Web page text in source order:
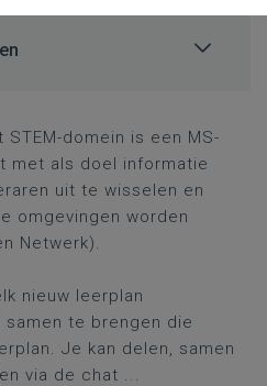
domein is een MS-
met als doel informatie
uit te wisselen en
omgevingen worden
Netwerk).
nieuw leerplan
te brengen die
Je kan delen, samen
via de chat ...